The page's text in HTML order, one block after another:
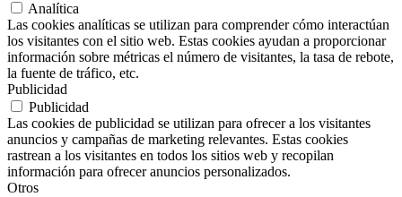
Analítica
Las cookies analíticas se utilizan para comprender cómo interactúan
los visitantes con el sitio web. Estas cookies ayudan a proporcionar
información sobre métricas el número de visitantes, la tasa de rebote,
la fuente de tráfico, etc.
Publicidad
Publicidad
Las cookies de publicidad se utilizan para ofrecer a los visitantes
anuncios y campañas de marketing relevantes. Estas cookies
rastrean a los visitantes en todos los sitios web y recopilan
información para ofrecer anuncios personalizados.
Otros